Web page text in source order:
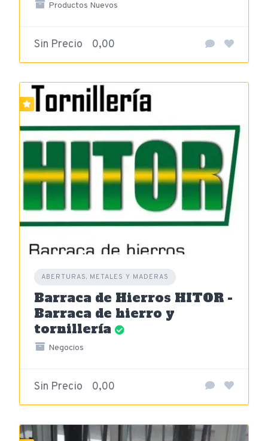
Productos Nuevos
Sin Precio 0,00
ABERTURAS, METALES Y MADERAS
Barraca de Hierros HITOR -
Barraca de hierro y
tornillería
Negocios
Sin Precio 0,00